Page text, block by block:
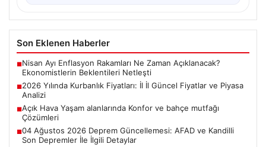
Son Eklenen Haberler
■Nisan Ayı Enflasyon Rakamları Ne Zaman Açıklanacak?
Ekonomistlerin Beklentileri Netleşti
■2026 Yılında Kurbanlık Fiyatları: İl İl Güncel Fiyatlar ve Piyasa
Analizi
■Açık Hava Yaşam alanlarında Konfor ve bahçe mutfağı
Çözümleri
■04 Ağustos 2026 Deprem Güncellemesi: AFAD ve Kandilli
Son Depremler İle İlgili Detaylar